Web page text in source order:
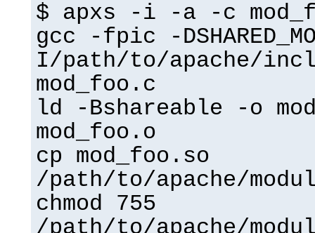
$ apxs -i -a -c
gcc -fpic -
I/path/to/apache/
mod_foo.c
ld -Bshareable -o
mod_foo.o
cp mod_foo.so
/path/to/apache/
chmod 755